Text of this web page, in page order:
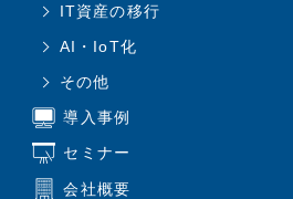
IT資産の移行
AI・IoT化
その他
導入事例
セミナー
会社概要